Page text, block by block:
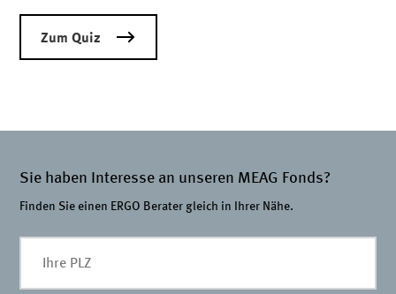
Zum Quiz
Sie haben Interesse an unseren MEAG Fonds?
Finden Sie einen ERGO Berater gleich in Ihrer Nähe.